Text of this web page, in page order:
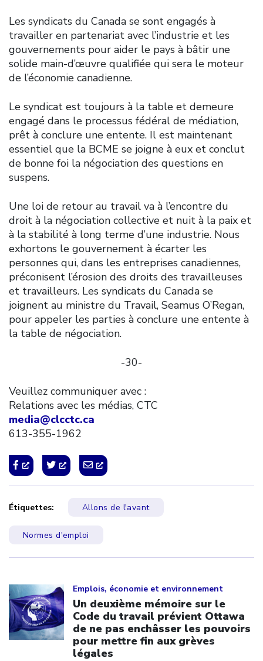
Les syndicats du Canada se sont engagés à
travailler en partenariat avec l’industrie et les
gouvernements pour aider le pays à bâtir une
solide main-d’œuvre qualifiée qui sera le moteur
de l’économie canadienne.
Le syndicat est toujours à la table et demeure
engagé dans le processus fédéral de médiation,
prêt à conclure une entente. Il est maintenant
essentiel que la BCME se joigne à eux et conclut
de bonne foi la négociation des questions en
suspens.
Une loi de retour au travail va à l’encontre du
droit à la négociation collective et nuit à la paix et
à la stabilité à long terme d’une industrie. Nous
exhortons le gouvernement à écarter les
personnes qui, dans les entreprises canadiennes,
préconisent l’érosion des droits des travailleuses
et travailleurs. Les syndicats du Canada se
joignent au ministre du Travail, Seamus O’Regan,
pour appeler les parties à conclure une entente à
la table de négociation.
-30-
Veuillez communiquer avec :
Relations avec les médias, CTC
media@clcctc.ca
613-355-1962
Étiquettes: Allons de l'avant
Normes d'emploi
Emplois, économie et environnement
Un deuxième mémoire sur le
Code du travail prévient Ottawa
de ne pas enchâsser les pouvoirs
pour mettre fin aux grèves
légales